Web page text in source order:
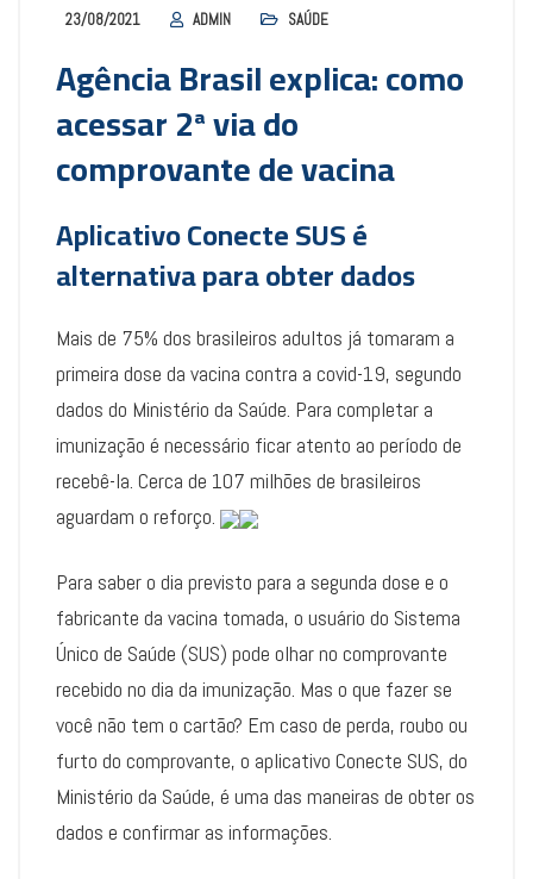
23/08/2021 ADMIN SAÚDE
Agência Brasil explica: como
acessar 2ª via do
comprovante de vacina
Aplicativo Conecte SUS é
alternativa para obter dados
Mais de 75% dos brasileiros adultos já tomaram a
primeira dose da vacina contra a covid-19, segundo
dados do Ministério da Saúde. Para completar a
imunização é necessário ficar atento ao período de
recebê-la. Cerca de 107 milhões de brasileiros
aguardam o reforço.
Para saber o dia previsto para a segunda dose e o
fabricante da vacina tomada, o usuário do Sistema
Único de Saúde (SUS) pode olhar no comprovante
recebido no dia da imunização. Mas o que fazer se
você não tem o cartão? Em caso de perda, roubo ou
furto do comprovante, o aplicativo Conecte SUS, do
Ministério da Saúde, é uma das maneiras de obter os
dados e confirmar as informações.